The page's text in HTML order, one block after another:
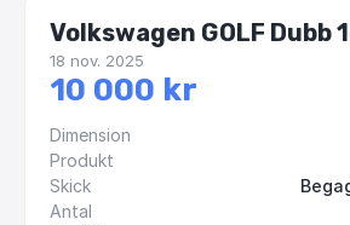
Volkswagen GOLF Dubb
18 nov. 2025
10 000 kr
Dimension
Produkt
Skick
Antal